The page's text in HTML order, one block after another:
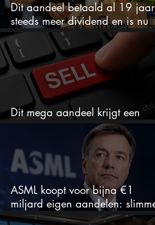
Dit aandeel betaald al 19 jaar
steeds meer dividend en is nu
goedkoop
Dit mega aandeel krijgt een
zeldzaam verkoopadvies
ASML koopt voor bijna €1
miljard eigen aandelen: slimme
zet of dure timing?